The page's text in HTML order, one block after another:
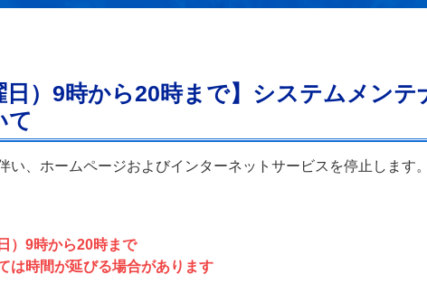
日）9時から20時まで】システムメン
て
い、ホームページおよびインターネットサービスを停止します。
）9時から20時まで
は時間が延びる場合があります